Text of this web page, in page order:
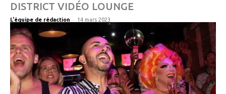
DISTRICT VIDÉO LOUNGE
L'équipe de rédaction - 14 mars 2023